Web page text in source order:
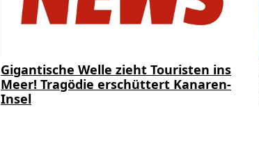
Gigantische Welle zieht Touristen ins
Meer! Tragödie erschüttert Kanaren-
Insel